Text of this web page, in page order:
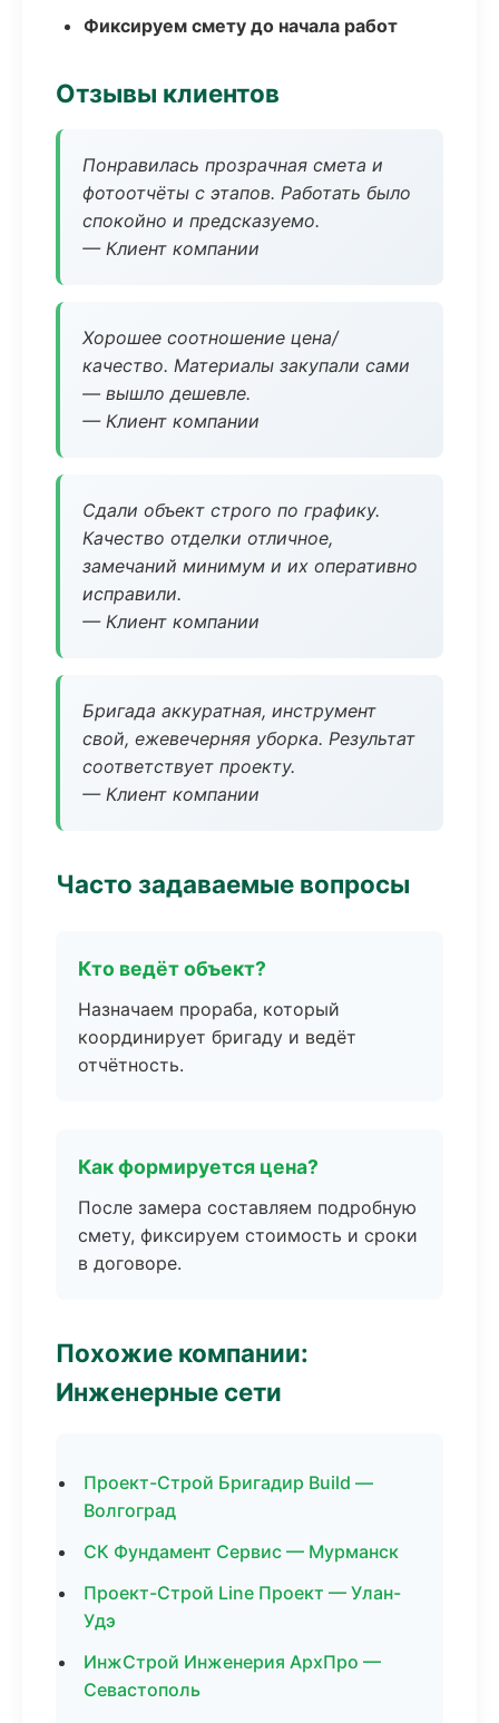
Фиксируем смету до начала работ
Отзывы клиентов
Понравилась прозрачная смета и
фотоотчёты с этапов. Работать было
спокойно и предсказуемо.
— Клиент компании
Хорошее соотношение цена/
качество. Материалы закупали сами
— вышло дешевле.
— Клиент компании
Сдали объект строго по графику.
Качество отделки отличное,
замечаний минимум и их оперативно
исправили.
— Клиент компании
Бригада аккуратная, инструмент
свой, ежевечерняя уборка. Результат
соответствует проекту.
— Клиент компании
Часто задаваемые вопросы
Кто ведёт объект?
Назначаем прораба, который
координирует бригаду и ведёт
отчётность.
Как формируется цена?
После замера составляем подробную
смету, фиксируем стоимость и сроки
в договоре.
Похожие компании:
Инженерные сети
Проект-Строй Бригадир Build —
Волгоград
СК Фундамент Сервис — Мурманск
Проект-Строй Line Проект — Улан-
Удэ
ИнжСтрой Инженерия АрхПро —
Севастополь